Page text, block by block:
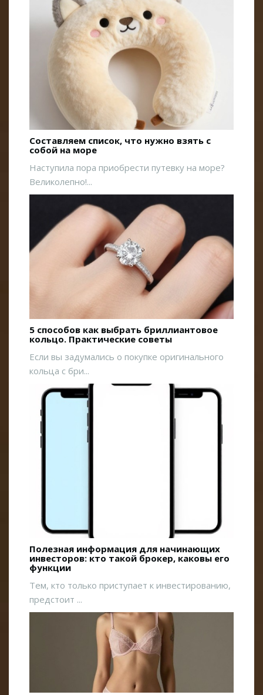
Составляем список, что нужно взять с
собой на море
Наступила пора приобрести путевку на море?
Великолепно!...
5 способов как выбрать бриллиантовое
кольцо. Практические советы
Если вы задумались о покупке оригинального
кольца с бри...
Полезная информация для начинающих
инвесторов: кто такой брокер, каковы его
функции
Тем, кто только приступает к инвестированию,
предстоит ...